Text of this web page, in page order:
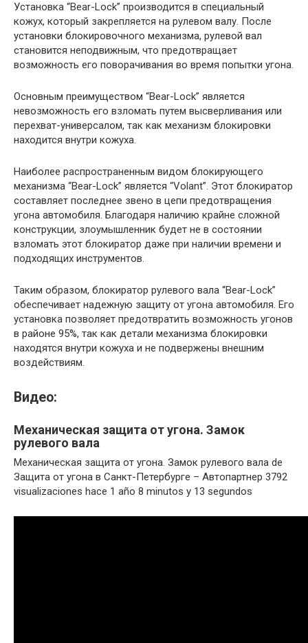
Установка “Bear-Lock” производится в специальный
кожух, который закрепляется на рулевом валу. После
установки блокировочного механизма, рулевой вал
становится неподвижным, что предотвращает
возможность его поворачивания во время попытки угона.
Основным преимуществом “Bear-Lock” является
невозможность его взломать путем высверливания или
перехват-универсалом, так как механизм блокировки
находится внутри кожуха.
Наиболее распространенным видом блокирующего
механизма “Bear-Lock” является “Volant”. Этот блокиратор
составляет последнее звено в цепи предотвращения
угона автомобиля. Благодаря наличию крайне сложной
конструкции, злоумышленник будет не в состоянии
взломать этот блокиратор даже при наличии времени и
подходящих инструментов.
Таким образом, блокиратор рулевого вала “Bear-Lock”
обеспечивает надежную защиту от угона автомобиля. Его
установка позволяет предотвратить возможность угонов
в районе 95%, так как детали механизма блокировки
находятся внутри кожуха и не подвержены внешним
воздействиям.
Видео:
Механическая защита от угона. Замок
рулевого вала
Механическая защита от угона. Замок рулевого вала de
Защита от угона в Санкт-Петербурге – Автопартнер 3792
visualizaciones hace 1 año 8 minutos y 13 segundos